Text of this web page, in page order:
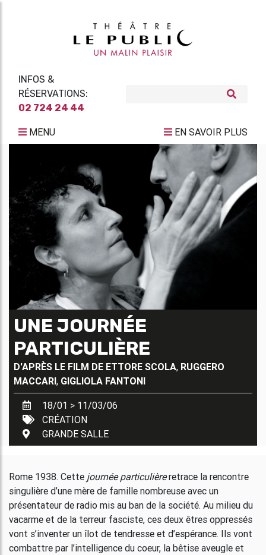
INFOS &
RÉSERVATIONS:
02 724 24 44
MENU EN SAVOIR PLUS
UNE JOURNÉE
PARTICULIÈRE
D'APRÈS LE FILM DE ETTORE SCOLA, RUGGERO
MACCARI, GIGLIOLA FANTONI
18/01 > 11/03/06
CRÉATION
GRANDE SALLE
Rome 1938. Cette journée particulièreretrace la rencontre
singulière d’une mère de famille nombreuse avec un
présentateur de radio mis au ban de la société. Au milieu du
vacarme et de la terreur fasciste, ces deux êtres oppressés
vont s’inventer un îlot de tendresse et d’espérance. Ils vont
combattre par l’intelligence du coeur, la bêtise aveugle et